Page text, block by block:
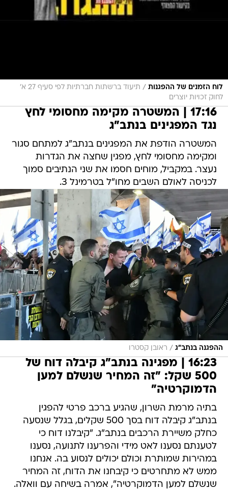
לוח הזמנים של ההפגנות /
תיעוד ברשתות חברתיות לפי סעיף 27 א'
לחוק זכויות יוצרים
17:16 | המשטרה מקימה מחסומי לחץ
נגד המפגינים בנתב"ג
המשטרה הודפת את המפגינים בנתב"ג למתחם סגור
ומקימה מחסומי לחץ, מפגין שחצה את הגדרות
נעצר. במקביל, מוחים חסמו את שני הנתיבים סמוך
לכניסה לאולם השבים מחו"ל בטרמינל 3.
ההפגנה בנתב"ג / ראובן קסטרו
16:23 | מפגינה בנתב"ג קיבלה דוח של
500 שקל: "זה המחיר שנשלם למען
הדמוקרטיה"
בתיה מרמת השרון, שהגיע ברכב פרטי להפגין
בנתב"ג קיבלה דוח בסך 500 שקלים, בגלל שנסעה
כחלק משיירת הרכבים בנתב"ג. "קיבלנו דוח כי
לטענתם נסענו לאט מידי והפרענו לתנועה, נסענו
במהירות שמותרת וכולם יכולים לנסוע בה. אנחנו
ממש לא מתחרטים כי קיבחנו את הדוח, זה המחיר
שנשלם למען הדמוקרטיה", אמרה בשיחה עם וואלה.